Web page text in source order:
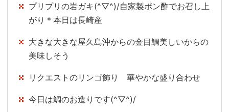
プリプリの岩ガキ(^▽^)/自家製ポン酢でお召し上
がり＊本日は長崎産
大きな大きな屋久島沖からの金目鯛美しいからの
美味しそう
リクエストのリンゴ飾り 華やかな盛り合わせ
今日は鯛のお造りです(^▽^)/